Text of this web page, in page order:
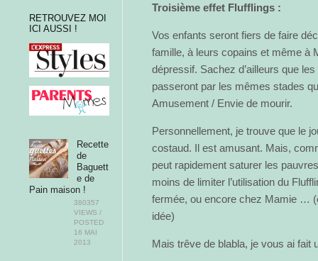
Troisième effet Flufflings :
Vos enfants seront fiers de faire
famille, à leurs copains et même à
dépressif. Sachez d’ailleurs que
passeront par les mêmes stades
Amusement / Envie de mourir.
Personnellement, je trouve que le
costaud. Il est amusant. Mais,
peut rapidement saturer les
moins de limiter l’utilisation du
fermée, ou encore chez Mamie …
idée)
Mais trêve de blabla, je vous ai fait
RETROUVEZ MOI
ICI AUSSI !
Recette
de
Baguett
e de
Pain maison !
380357
VIEWS /
POSTED
16 MAI
2013